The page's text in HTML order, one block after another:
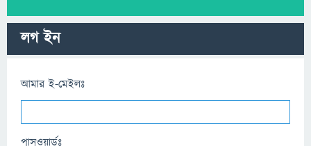
লগ ইন
আমার ই-মেইলঃ
পাসওয়ার্ডঃ